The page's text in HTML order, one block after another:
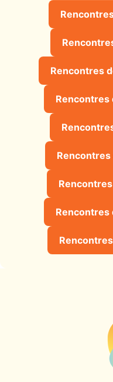
Rencontres
Rencontres
Rencontres
Rencontres